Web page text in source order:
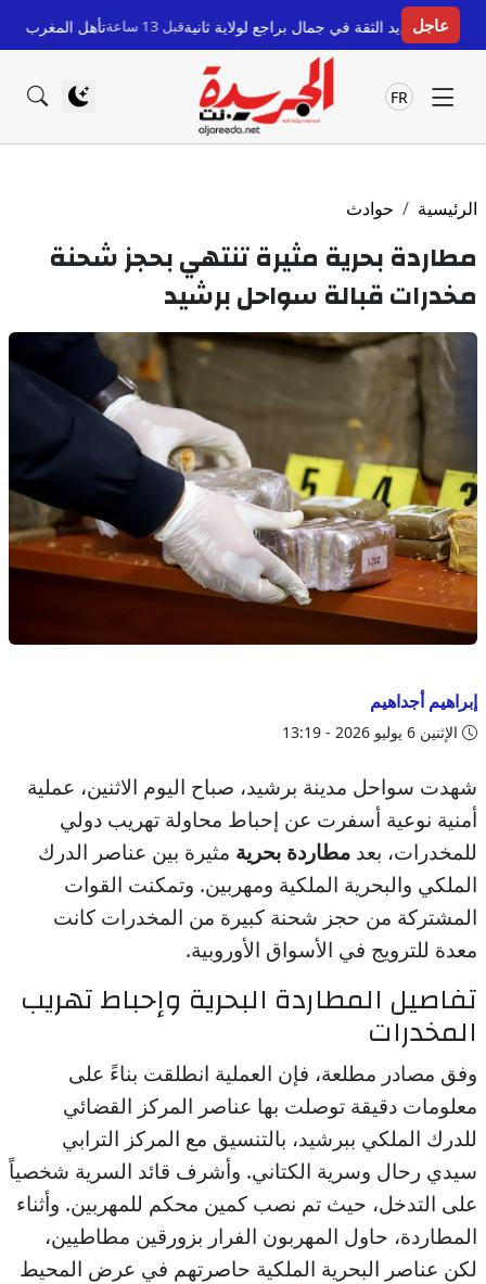
عاجل
في جمال براجع لولاية ثانيةقبل 13 ساعة تأهل المغرب لكأس العالم
FR
الرئيسية حوادث
مطاردة بحرية مثيرة تنتهي بحجز شحنة
مخدرات قبالة سواحل برشيد
إبراهيم أجداهيم
الإثنين 6 يوليو 2026 - 13:19
شهدت سواحل مدينة برشيد، صباح اليوم الاثنين، عملية
أمنية نوعية أسفرت عن إحباط محاولة تهريب دولي
للمخدرات، بعد مطاردة بحرية مثيرة بين عناصر الدرك
الملكي والبحرية الملكية ومهربين. وتمكنت القوات
المشتركة من حجز شحنة كبيرة من المخدرات كانت
معدة للترويج في الأسواق الأوروبية.
تفاصيل المطاردة البحرية وإحباط تهريب
المخدرات
وفق مصادر مطلعة، فإن العملية انطلقت بناءً على
معلومات دقيقة توصلت بها عناصر المركز القضائي
للدرك الملكي ببرشيد، بالتنسيق مع المركز الترابي
سيدي رحال وسرية الكتاني. وأشرف قائد السرية شخصياً
على التدخل، حيث تم نصب كمين محكم للمهربين. وأثناء
المطاردة، حاول المهربون الفرار بزورقين مطاطيين،
لكن عناصر البحرية الملكية حاصرتهم في عرض المحيط